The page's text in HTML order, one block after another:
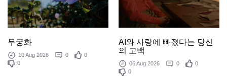
무궁화
10 Aug 2026 0
0
0
AI와 사랑에 빠졌다는 당신
의 고백
06 Aug 2026 0
0
0